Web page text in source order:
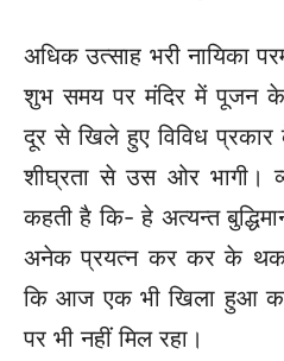
अधिक उत्साह भरी नायिका
शुभ समय पर मंदिर में पूजन
दूर से खिले हुए विविध
शीघ्रता से उस ओर भागी।
कहती है कि- हे अत्यन्त
अनेक प्रयत्न कर कर के थक
कि आज एक भी खिला हुआ
पर भी नहीं मिल रहा।